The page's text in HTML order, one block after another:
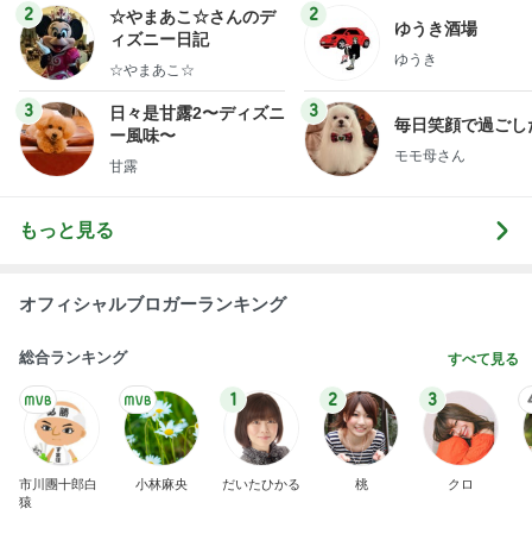
ログ
2
☆やまあこ☆さんのデ
ィズニー日記
☆やまあこ☆
3
日々是甘露2〜ディズニ
ー風味〜
甘露
2
ゆうき酒場
ゆうき
3
毎日笑顔で過ごし
モモ母さん
もっと見る
オフィシャルブロガーランキング
総合ランキング すべて見る
市川團十郎白
猿
小林麻央
1
だいたひかる
2
桃
3
クロ